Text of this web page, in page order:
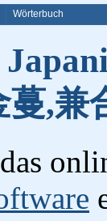
Wörterbuch
蔓,兼